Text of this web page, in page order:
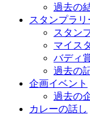
過去の
スタンプラリ
スタン
マイス
バディ
過去の
企画イベント
過去の
カレーの話し